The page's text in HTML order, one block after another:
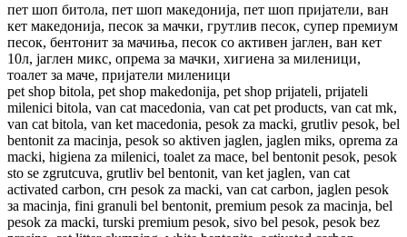
пет шоп битола, пет шоп македонија, пет шоп пријатели, ван
кет македонија, песок за мачки, грутлив песок, супер премиум
песок, бентонит за мачиња, песок со активен јаглен, ван кет
10л, јаглен микс, опрема за мачки, хигиена за миленици,
тоалет за маче, пријатели миленици
pet shop bitola, pet shop makedonija, pet shop prijateli, prijateli
milenici bitola, van cat macedonia, van cat pet products, van cat mk,
van cat bitola, van ket macedonia, pesok za macki, grutliv pesok, bel
bentonit za macinja, pesok so aktiven jaglen, jaglen miks, oprema za
macki, higiena za milenici, toalet za mace, bel bentonit pesok, pesok
sto se zgrutcuva, grutliv bel bentonit, van ket jaglen, van cat
activated carbon, crн pesok za macki, van cat carbon, jaglen pesok
за macinja, fini granuli bel bentonit, premium pesok za macinja, bel
pesok za macki, turski premium pesok, sivo bel pesok, pesok bez